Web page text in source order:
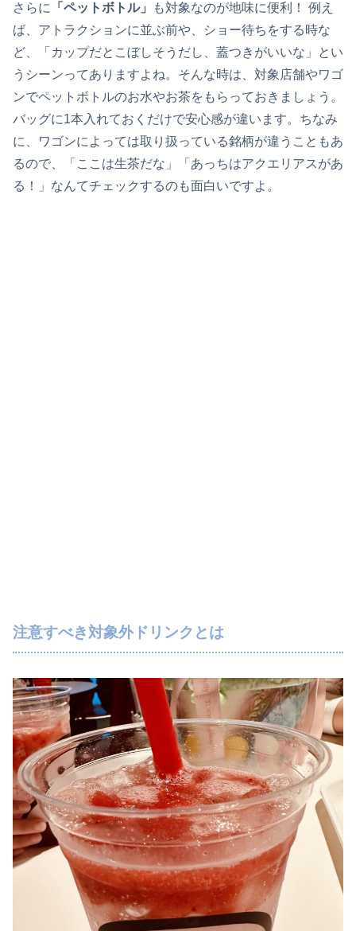
さらに 「ペットボトル」
も対象なのが地味に便利！ 例え
ば、アトラクションに並ぶ前や、ショー待ちをする時な
ど、「カップだとこぼしそうだし、蓋つきがいいな」とい
うシーンってありますよね。そんな時は、対象店舗やワゴ
ンでペットボトルのお水やお茶をもらっておきましょう。
バッグに1本入れておくだけで安心感が違います。ちなみ
に、ワゴンによっては取り扱っている銘柄が違うこともあ
るので、「ここは生茶だな」「あっちはアクエリアスがあ
る！」なんてチェックするのも面白いですよ。
注意すべき対象外ドリンクとは